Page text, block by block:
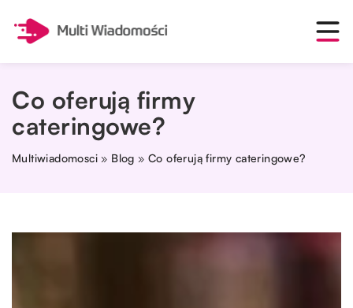
Co oferują firmy
cateringowe?
Multiwiadomosci » Blog »Co oferują firmy cateringowe?